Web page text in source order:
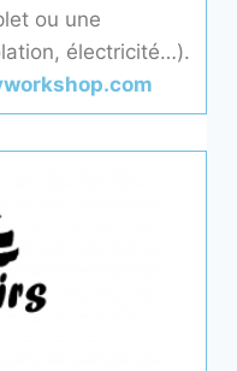
ou une
électricité…).